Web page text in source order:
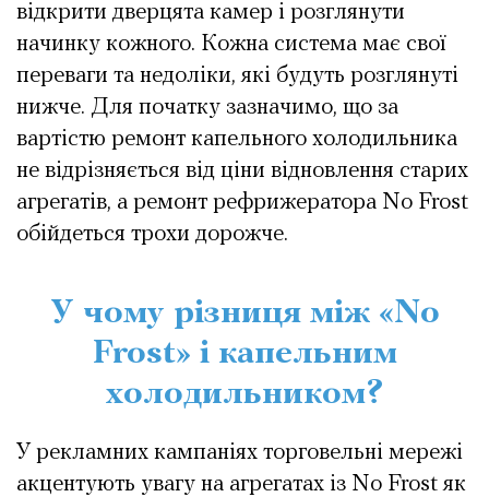
відкрити дверцята камер і розглянути
начинку кожного. Кожна система має свої
переваги та недоліки, які будуть розглянуті
нижче. Для початку зазначимо, що за
вартістю ремонт капельного холодильника
не відрізняється від ціни відновлення старих
агрегатів, а ремонт рефрижератора No Frost
обійдеться трохи дорожче.
У чому різниця між «No
Frost» і капельним
холодильником?
У рекламних кампаніях торговельні мережі
акцентують увагу на агрегатах із No Frost як